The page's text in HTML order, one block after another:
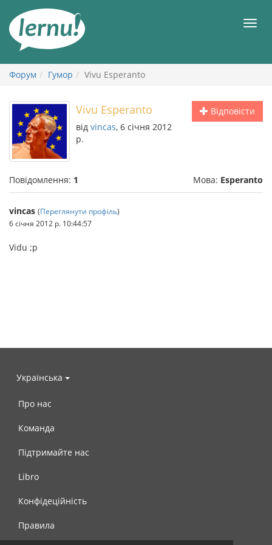
змісту
Форум Гумор Vivu Esperanto
Відповісти
Vivu Esperanto
від vincas, 6 січня 2012
р.
Повідомлення: 1 Мова: Esperanto
vincas (Переглянути профіль)
6 січня 2012 р. 10:44:57
Vidu ;p
Українська
Про нас
Команда
Підтримайте нас
Libro
Конфідеційність
Правила